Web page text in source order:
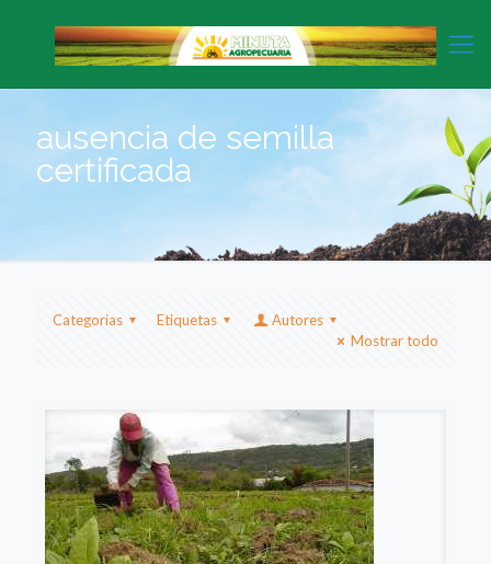
ausencia de semilla
certificada
Categorias Etiquetas
Autores
Mostrar todo